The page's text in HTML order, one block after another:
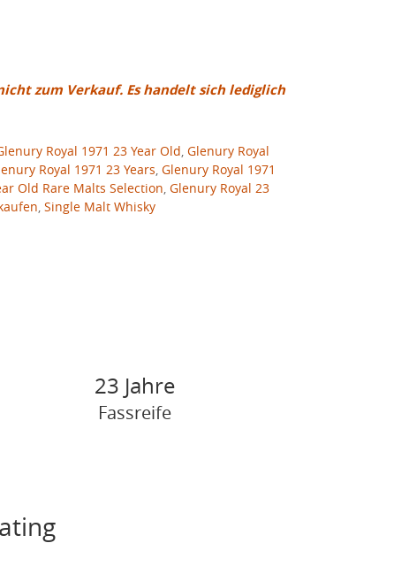
zum Verkauf. Es handelt sich lediglich
Royal 1971 23 Year Old,Glenury Royal
Royal 1971 23 Years, Glenury Royal 1971
Old Rare Malts Selection, Glenury Royal 23
, Single Malt Whisky
23 Jahre
Fassreife